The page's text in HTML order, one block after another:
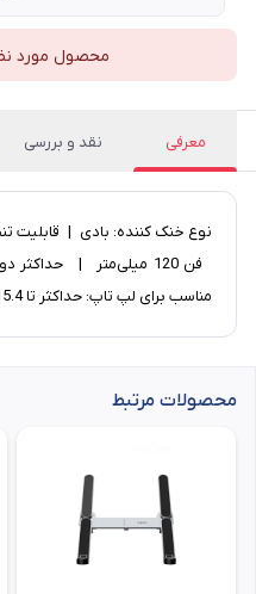
محصول مورد
معرفی نقد و بررسی
مناسب برای لپ تاپ: حداکثر تا 15.4 اینچ | درگاه USB2.0: دارد
محصولات مرتبط